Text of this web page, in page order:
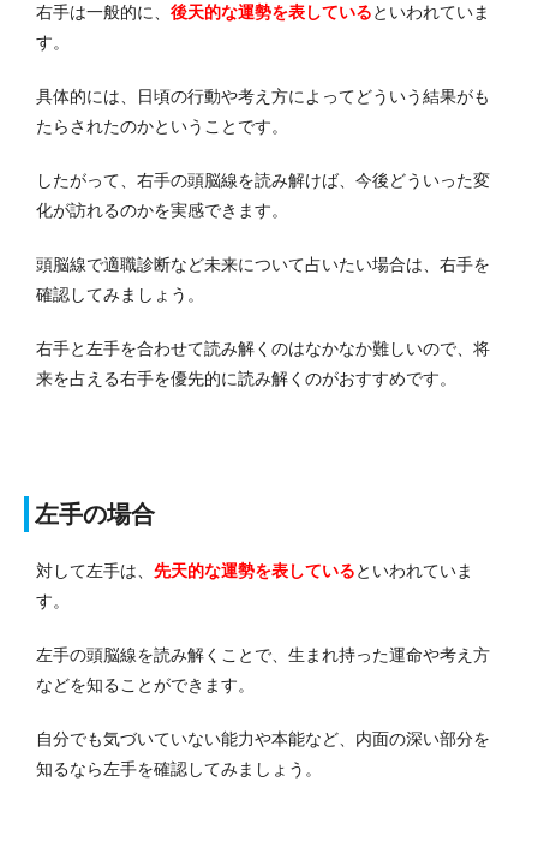
右手は一般的に、 後天的な運勢を表しているといわれていま
す。
具体的には、日頃の行動や考え方によってどういう結果がも
たらされたのかということです。
したがって、右手の頭脳線を読み解けば、今後どういった変
化が訪れるのかを実感できます。
頭脳線で適職診断など未来について占いたい場合は、右手を
確認してみましょう。
右手と左手を合わせて読み解くのはなかなか難しいので、将
来を占える右手を優先的に読み解くのがおすすめです。
左手の場合
対して左手は、 先天的な運勢を表しているといわれていま
す。
左手の頭脳線を読み解くことで、生まれ持った運命や考え方
などを知ることができます。
自分でも気づいていない能力や本能など、内面の深い部分を
知るなら左手を確認してみましょう。